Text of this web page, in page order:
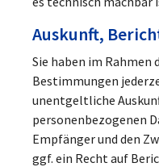
Auskunft,
Sie haben im
Bestimmungen
unentgeltliche
personenbezogenen
Empfänger und den
ggf. ein Recht auf